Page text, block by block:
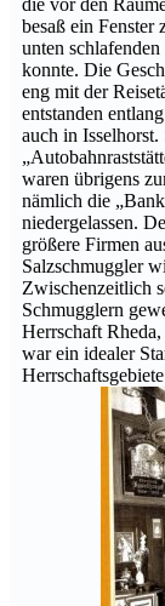
besaß ein Fenster
unten
konnte. Die
eng mit der
entstanden
auch in Isselhorst.
waren übrigens
nämlich die
niedergelassen.
größere Firmen
Salzschmuggler
Zwischenzeitlich
Schmugglern
Herrschaft
war ein idealer